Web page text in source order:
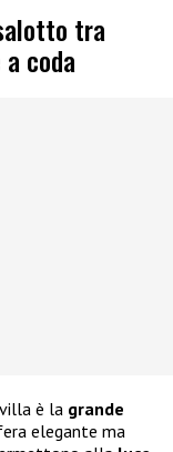
tra
coda
è la grande
elegante ma